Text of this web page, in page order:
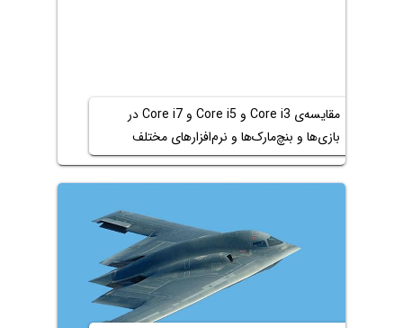
مقایسه‌ی Core i3 و Core i5 و Core i7 در
بازی‌ها و بنچ‌مارک‌ها و نرم‌افزارهای مختلف